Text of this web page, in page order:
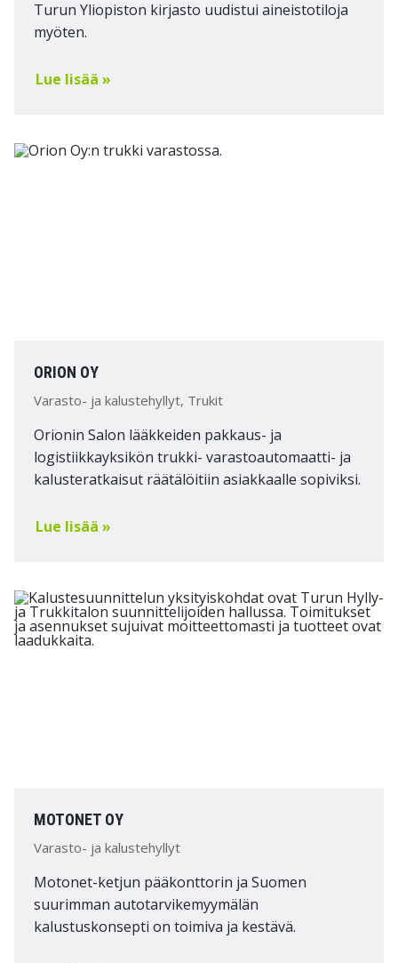
Turun Yliopiston kirjasto uudistui aineistotiloja
myöten.
Lue lisää »
ORION OY
Varasto- ja kalustehyllyt, Trukit
Orionin Salon lääkkeiden pakkaus- ja
logistiikkayksikön trukki- varastoautomaatti- ja
kalusteratkaisut räätälöitiin asiakkaalle sopiviksi.
Lue lisää »
MOTONET OY
Varasto- ja kalustehyllyt
Motonet-ketjun pääkonttorin ja Suomen
suurimman autotarvikemyymälän
kalustuskonsepti on toimiva ja kestävä.